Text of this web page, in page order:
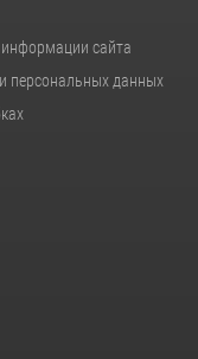
сайта
персональных данных